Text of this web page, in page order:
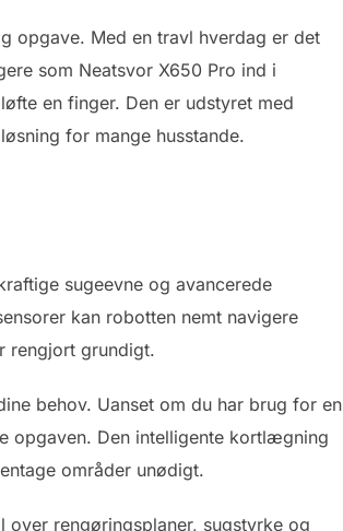
opgave. Med en travl hverdag er det
som Neatsvor X650 Pro ind i
en finger. Den er udstyret med
for mange husstande.
sugeevne og avancerede
kan robotten nemt navigere
rengjort grundigt.
behov. Uanset om du har brug for en
opgaven. Den intelligente kortlægning
områder unødigt.
rengøringsplaner, sugstyrke og